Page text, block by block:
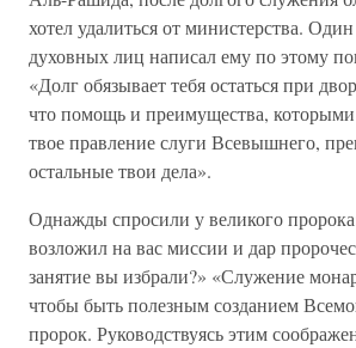
хотел удалиться от министерства.
духовных лиц написал ему по этому
«Долг обязывает тебя остаться при
что помощь и преимущества, которыми
твое правление слуги Всевышнего,
остальные твои дела».
Однажды спросили у великого
возложил на вас миссии и дар
занятие вы избрали?» «Служение
чтобы быть полезным созданием
пророк. Руководствуясь этим